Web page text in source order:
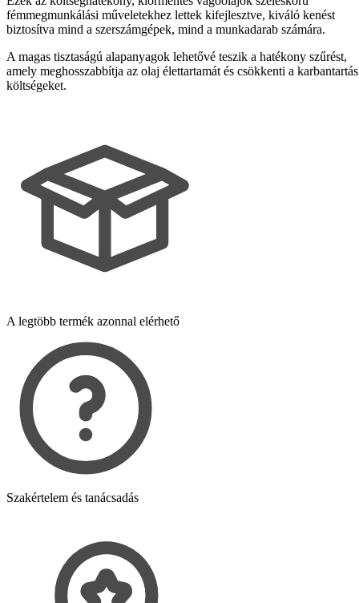
fémmegmunkálási műveletekhez lettek kifejlesztve, kiváló kenést
biztosítva mind a szerszámgépek, mind a munkadarab számára.
A magas tisztaságú alapanyagok lehetővé teszik a hatékony szűrést,
amely meghosszabbítja az olaj élettartamát és csökkenti a
költségeket.
A legtöbb termék azonnal elérhető
Szakértelem és tanácsadás